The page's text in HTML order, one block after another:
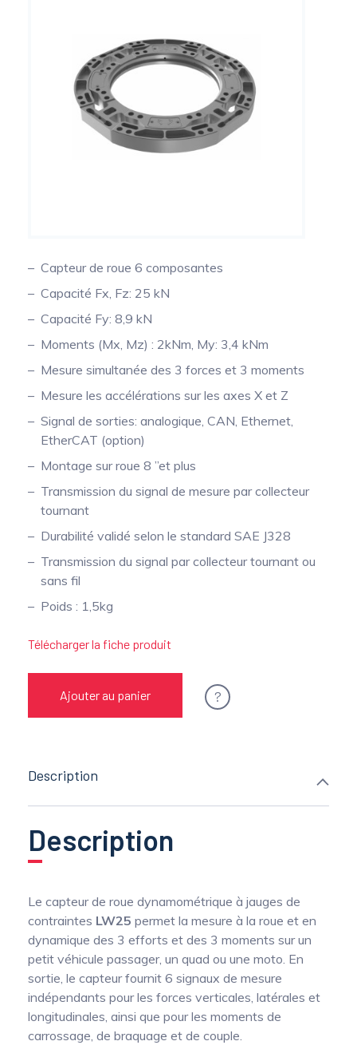
Capteur de roue 6 composantes
Capacité Fx, Fz: 25 kN
Capacité Fy: 8,9 kN
Moments (Mx, Mz) : 2kNm, My: 3,4 kNm
Mesure simultanée des 3 forces et 3 moments
Mesure les accélérations sur les axes X et Z
Signal de sorties: analogique, CAN, Ethernet,
EtherCAT (option)
Montage sur roue 8 ”et plus
Transmission du signal de mesure par collecteur
tournant
Durabilité validé selon le standard SAE J328
Transmission du signal par collecteur tournant ou
sans fil
Poids : 1,5kg
Télécharger la fiche produit
Ajouter au panier ?
Description
Description
Le capteur de roue dynamométrique à jauges de
contraintes LW25 permet la mesure à la roue et en
dynamique des 3 efforts et des 3 moments sur un
petit véhicule passager, un quad ou une moto. En
sortie, le capteur fournit 6 signaux de mesure
indépendants pour les forces verticales, latérales et
longitudinales, ainsi que pour les moments de
carrossage, de braquage et de couple.
Capteurs de couple de prise de force
Capteur de couple volant
Conditionneurs
Collecteurs tournants de précision pour la
mesure de température sur arbres tournants